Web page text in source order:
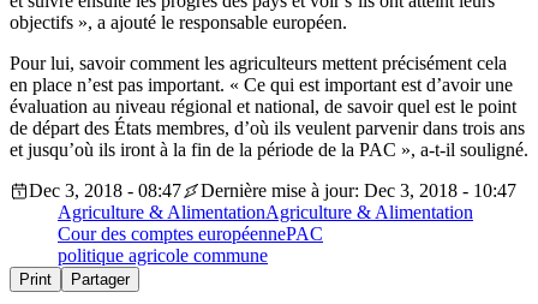
objectifs », a ajouté le responsable européen.
Pour lui, savoir comment les agriculteurs mettent précisément cela
en place n’est pas important. « Ce qui est important est d’avoir une
évaluation au niveau régional et national, de savoir quel est le point
de départ des États membres, d’où ils veulent parvenir dans trois ans
et jusqu’où ils iront à la fin de la période de la PAC », a-t-il souligné.
Dec 3, 2018 - 08:47
Dernière mise à jour: Dec 3, 2018 - 10:47
Agriculture & AlimentationAgriculture & Alimentation
Cour des comptes européennePAC
politique agricole commune
Print Partager